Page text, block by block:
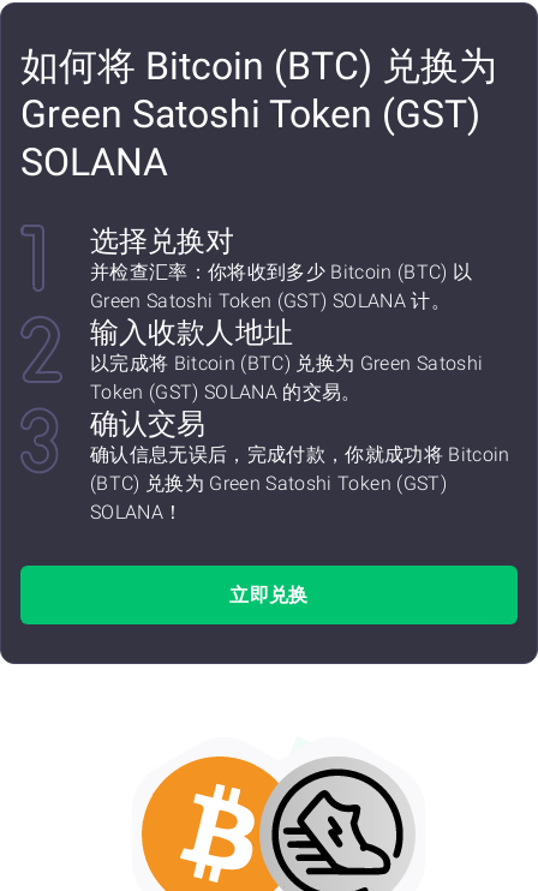
如何将 Bitcoin (BTC) 兑换为
Green Satoshi Token (GST)
SOLANA
选择兑换对
并检查汇率：你将收到多少 Bitcoin (BTC) 以
Green Satoshi Token (GST) SOLANA 计。
输入收款人地址
以完成将 Bitcoin (BTC) 兑换为 Green Satoshi
Token (GST) SOLANA 的交易。
确认交易
确认信息无误后，完成付款，你就成功将 Bitcoin
(BTC) 兑换为 Green Satoshi Token (GST)
SOLANA！
立即兑换